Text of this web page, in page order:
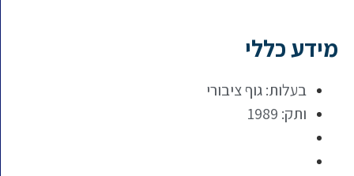
מידע כללי
בעלות: גוף ציבורי
ותק: 1989